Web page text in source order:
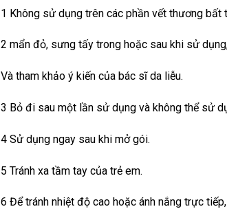
1 Không sử dụng trên các phần vết thương bất
2 mẩn đỏ, sưng tấy trong hoặc sau khi sử
Và tham khảo ý kiến ​​của bác sĩ da liễu.
3 Bỏ đi sau một lần sử dụng và không thể sử
4 Sử dụng ngay sau khi mở gói.
5 Tránh xa tầm tay của trẻ em.
6 Để tránh nhiệt độ cao hoặc ánh nắng trực